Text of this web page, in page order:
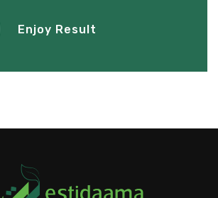
Enjoy Result